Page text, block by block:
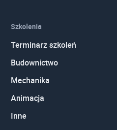
Szkolenia
Terminarz szkoleń
Budownictwo
Mechanika
Animacja
Inne
Analysis